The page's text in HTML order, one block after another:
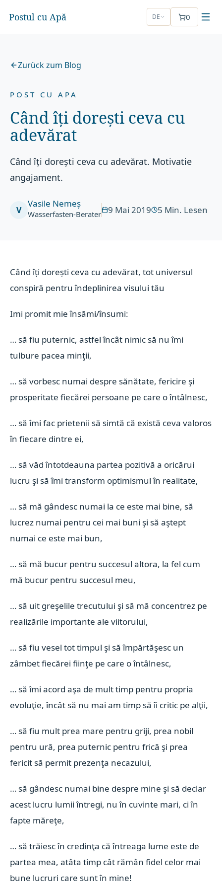
Postul cu Apă DE 0
Zurück zum Blog
POST CU APA
Când îți dorești ceva cu
adevărat
Când îți dorești ceva cu adevărat. Motivatie
angajament.
V
Vasile Nemeș
Wasserfasten-Berater 9 Mai 2019 5 Min. Lesen
Când îți dorești ceva cu adevărat, tot universul
conspiră pentru îndeplinirea visului tău
Imi promit mie însămi/însumi:
… să fiu puternic, astfel încât nimic să nu îmi
tulbure pacea minţii,
… să vorbesc numai despre sănătate, fericire şi
prosperitate fiecărei persoane pe care o întâlnesc,
… să îmi fac prietenii să simtă că există ceva valoros
în fiecare dintre ei,
… să văd întotdeauna partea pozitivă a oricărui
lucru şi să îmi transform optimismul în realitate,
… să mă gândesc numai la ce este mai bine, să
lucrez numai pentru cei mai buni şi să aştept
numai ce este mai bun,
… să mă bucur pentru succesul altora, la fel cum
mă bucur pentru succesul meu,
… să uit greşelile trecutului şi să mă concentrez pe
realizările importante ale viitorului,
… să fiu vesel tot timpul şi să împărtăşesc un
zâmbet fiecărei fiinţe pe care o întâlnesc,
… să îmi acord aşa de mult timp pentru propria
evoluţie, încât să nu mai am timp să îi critic pe alţii,
… să fiu mult prea mare pentru griji, prea nobil
pentru ură, prea puternic pentru frică şi prea
fericit să permit prezenţa necazului,
… să gândesc numai bine despre mine şi să declar
acest lucru lumii întregi, nu în cuvinte mari, ci în
fapte măreţe,
… să trăiesc în credinţa că întreaga lume este de
partea mea, atâta timp cât rămân fidel celor mai
bune lucruri care sunt în mine!